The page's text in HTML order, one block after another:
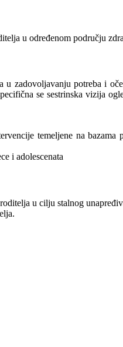
u određenom području
zadovoljavanju potreba i
se sestrinska vizija
temeljene na bazama
i adolescenata
u cilju stalnog